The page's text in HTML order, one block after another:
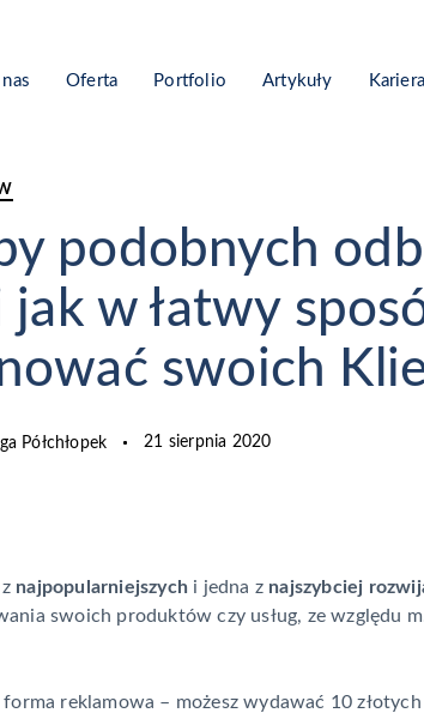
Oferta Portfolio Artykuły Kariera
podobnych
jak w łatwy
swoich
Półchłopek 21 sierpnia 2020
najpopularniejszych i jedna z najszybciej
swoich produktów czy usług, ze względu
forma reklamowa – możesz wydawać 10